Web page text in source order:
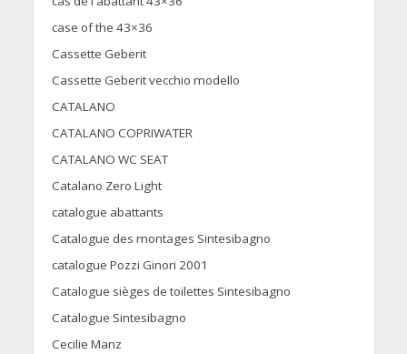
case of the 43×36
Cassette Geberit
Cassette Geberit vecchio modello
CATALANO
CATALANO COPRIWATER
CATALANO WC SEAT
Catalano Zero Light
catalogue abattants
Catalogue des montages Sintesibagno
catalogue Pozzi Ginori 2001
Catalogue sièges de toilettes Sintesibagno
Catalogue Sintesibagno
Cecilie Manz